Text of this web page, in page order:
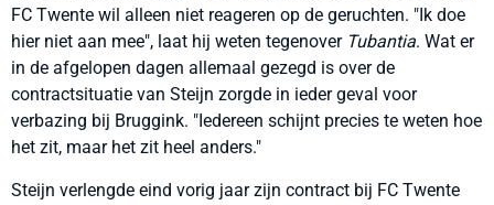
FC Twente wil alleen niet reageren op de geruchten. "Ik doe
hier niet aan mee", laat hij weten tegenover Tubantia. Wat er
in de afgelopen dagen allemaal gezegd is over de
contractsituatie van Steijn zorgde in ieder geval voor
verbazing bij Bruggink. "Iedereen schijnt precies te weten hoe
het zit, maar het zit heel anders."
Steijn verlengde eind vorig jaar zijn contract bij FC Twente